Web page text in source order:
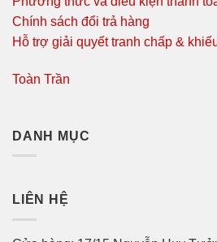
Chính sách đổi trả hàng
Hỗ trợ giải quyết tranh chấp &
Toàn Trần
DANH MỤC
LIÊN HỆ